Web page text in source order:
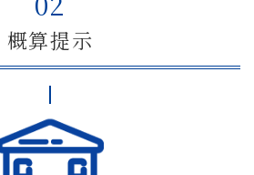
概算提示